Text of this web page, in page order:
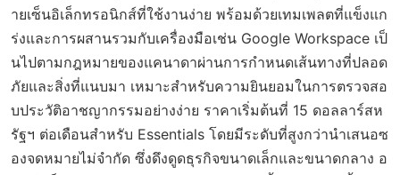
ายเซ็นอิเล็กทรอนิกส์ที่ใช้งานง่าย พร้อมด้วยเทมเพลตที่แข็งแก
ร่งและการผสานรวมกับเครื่องมือเช่น Google Workspace เป็
นไปตามกฎหมายของแคนาดาผ่านการกำหนดเส้นทางที่ปลอด
ภัยและสิ่งที่แนบมา เหมาะสำหรับความยินยอมในการตรวจสอ
บประวัติอาชญากรรมอย่างง่าย ราคาเริ่มต้นที่ 15 ดอลลาร์สห
รัฐฯ ต่อเดือนสำหรับ Essentials โดยมีระดับที่สูงกว่านำเสนอซ
องจดหมายไม่จำกัด ซึ่งดึงดูดธุรกิจขนาดเล็กและขนาดกลาง อ